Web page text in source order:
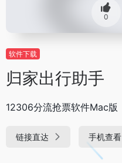
0
软件下载
归家出行助手
12306分流抢票软件Mac版
链接直达 手机查看